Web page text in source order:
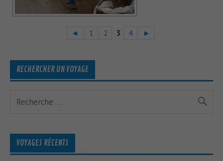
◄ 1 2 3 4 ►
RECHERCHER UN VOYAGE
VOYAGES RÉCENTS